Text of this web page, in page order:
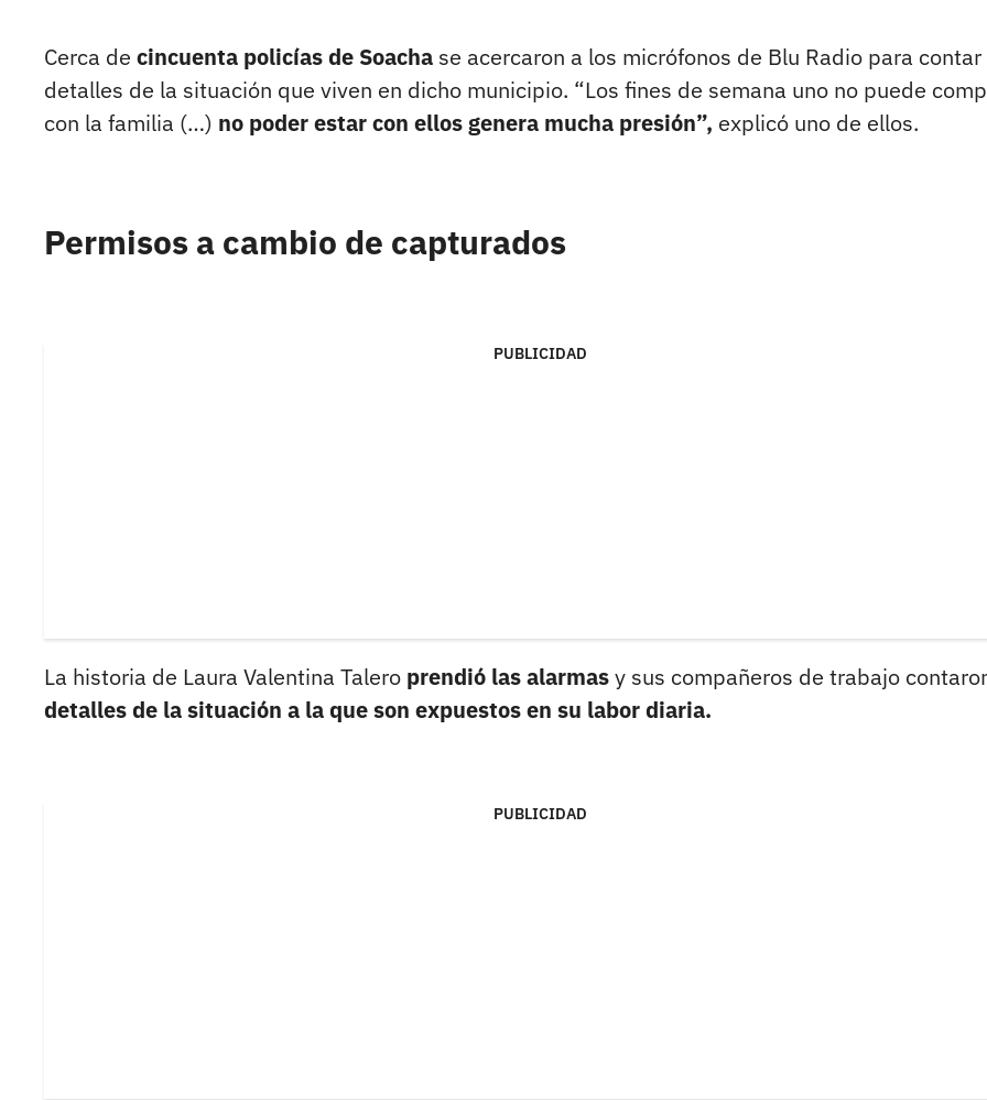
Cerca de cincuenta policías de Soacha se acercaron a los micrófonos de Blu Radio para contar
detalles de la situación que viven en dicho municipio. “Los fines de semana uno no puede
con la familia (…) no poder estar con ellos genera mucha presión”, explicó uno de ellos.
Permisos a cambio de capturados
PUBLICIDAD
La historia de Laura Valentina Talero prendió las alarmasy sus compañeros de trabajo
detalles de la situación a la que son expuestos en su labor diaria.
PUBLICIDAD